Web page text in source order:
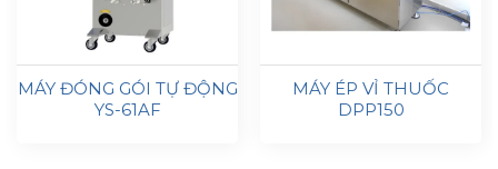
MÁY ĐÓNG GÓI TỰ ĐỘNG
YS-61AF
MÁY ÉP VỈ THUỐC
DPP150